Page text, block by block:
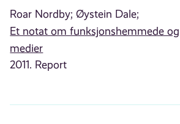
Roar Nordby; Øystein Dale;
Et notat om funksjonshemmede
medier
2011. Report